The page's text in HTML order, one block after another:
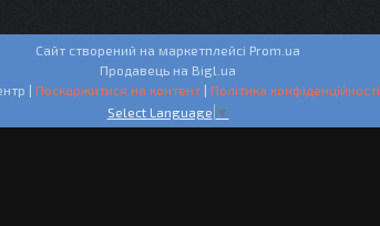
Сайт створений на маркетплейсі Prom.ua
Продавець на Bigl.ua
ВелоЦентр | Поскаржитися на контент | Політика конфіденційності
Select Language ▼